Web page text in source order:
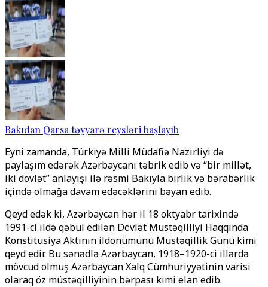
Bakıdan Qarsa təyyarə reysləri başlayıb
Eyni zamanda, Türkiyə Milli Müdafiə Nazirliyi də
paylaşım edərək Azərbaycanı təbrik edib və “bir millət,
iki dövlət” anlayışı ilə rəsmi Bakıyla birlik və bərabərlik
içində olmağa davam edəcəklərini bəyan edib.
Qeyd edək ki, Azərbaycan hər il 18 oktyabr tarixində
1991-ci ildə qəbul edilən Dövlət Müstəqilliyi Haqqında
Konstitusiya Aktının ildönümünü Müstəqillik Günü kimi
qeyd edir. Bu sənədlə Azərbaycan, 1918–1920-ci illərdə
mövcud olmuş Azərbaycan Xalq Cümhuriyyətinin varisi
olaraq öz müstəqilliyinin bərpası kimi elan edib.